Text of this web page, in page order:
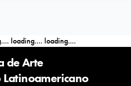
loading.... loading....
de Arte